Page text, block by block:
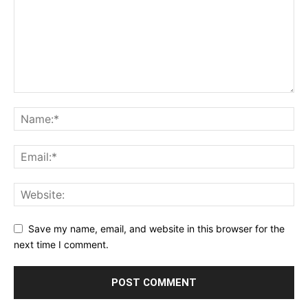
Save my name, email, and website in this browser for the
next time I comment.